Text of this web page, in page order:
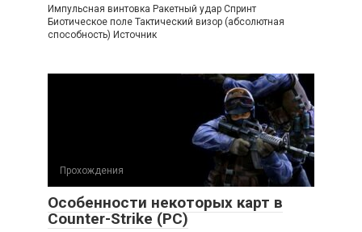
Импульсная винтовка Ракетный удар Спринт
Биотическое поле Тактический визор (абсолютная
способность) Источник
Прохождения
Особенности некоторых карт в
Counter-Strike (PC)